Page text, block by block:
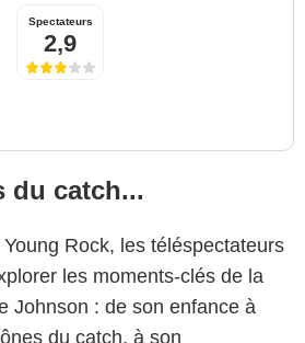
Spectateurs
2,9
du catch...
Rock, les téléspectateurs
les moments-clés de la
Johnson : de son enfance à
du catch, à son